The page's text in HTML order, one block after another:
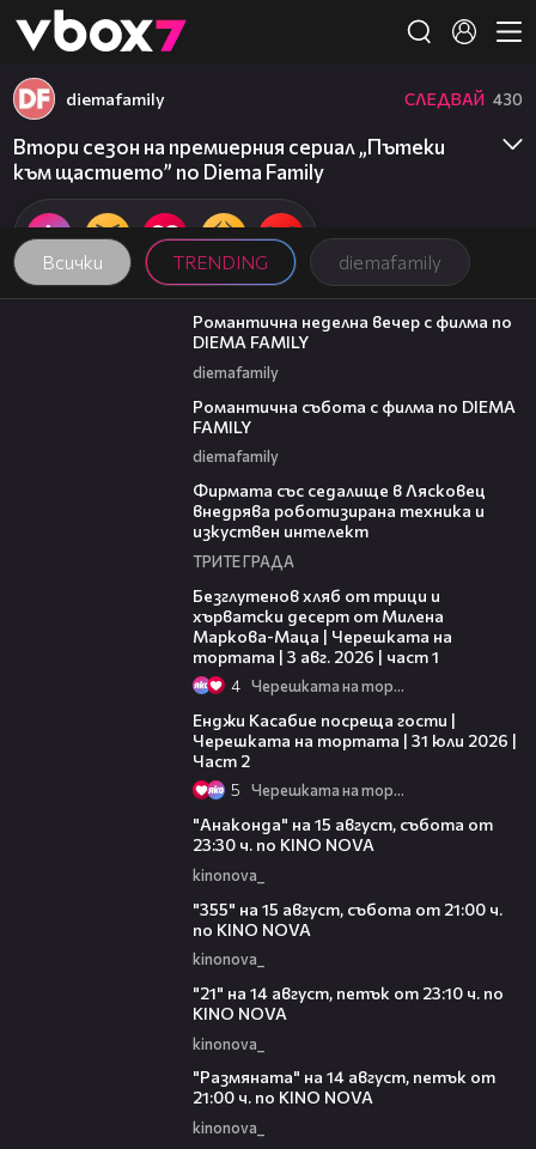
👾
Всички TRENDING diemafamily
diemafamily СЛЕДВАЙ 430
Втори сезон на премиерния сериал „Пътеки
към щастието” по Diema Family
00:20
Романтична неделна вечер с филма по
DIEMA FAMILY
diemafamily
Романтична събота с филма по DIEMA
FAMILY
diemafamily
Фирмата със седалище в Лясковец
внедрява роботизирана техника и
изкуствен интелект
ТРИТЕ ГРАДА
Безглутенов хляб от трици и
хърватски десерт от Милена
Маркова-Маца | Черешката на
тортата | 3 авг. 2026 | част 1
4 Черешката на тортата
Енджи Касабие посреща гости |
Черешката на тортата | 31 юли 2026 |
Част 2
5 Черешката на тортата
"Анаконда" на 15 август, събота от
23:30 ч. по KINO NOVA
kinonova_
"355" на 15 август, събота от 21:00 ч.
по KINO NOVA
kinonova_
"21" на 14 август, петък от 23:10 ч. по
KINO NOVA
kinonova_
"Размянaта" на 14 август, петък от
21:00 ч. по KINO NOVA
kinonova_